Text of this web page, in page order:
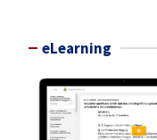
eLearning